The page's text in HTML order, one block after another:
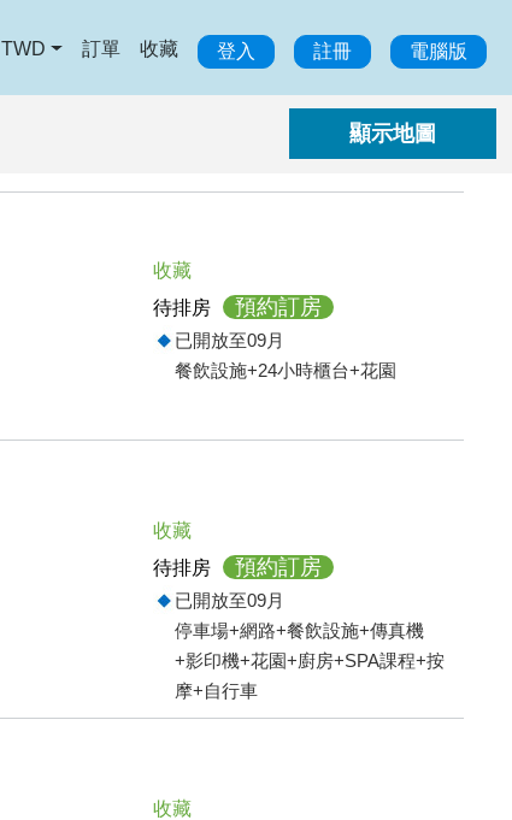
TWD 訂單 收藏 登入 註冊 電腦版
收藏
待排房
預約訂房
已開放至09月
餐飲設施+24小時櫃台+花園
收藏
待排房
預約訂房
已開放至09月
停車場+網路+餐飲設施+傳真機
+影印機+花園+廚房+SPA課程+按
摩+自行車
收藏